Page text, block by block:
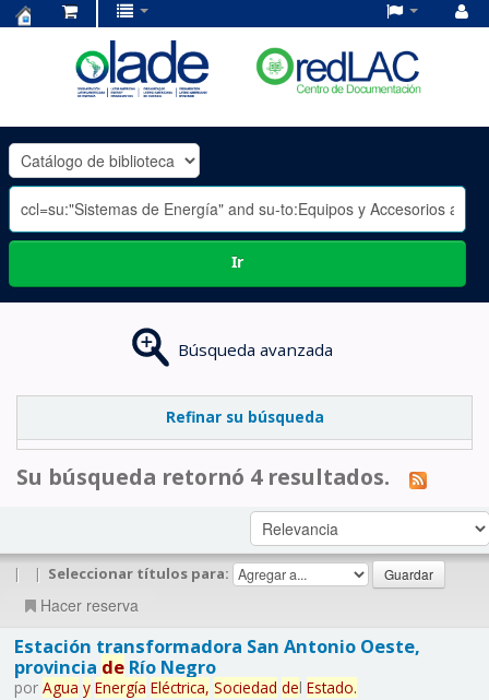
OLADE
-
Ir
Búsqueda avanzada
Refinar su búsqueda
Su búsqueda retornó 4 resultados.
| | Seleccionar títulos para:
Hacer reserva
Estación transformadora San Antonio Oeste,
provincia deRío Negro
por Agua y Energía Eléctrica, Sociedad del Estado.